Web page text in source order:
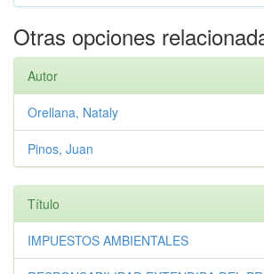
Otras opciones
Autor
Orellana, Nataly
Pinos, Juan
Título
IMPUESTOS AMBIENTALES